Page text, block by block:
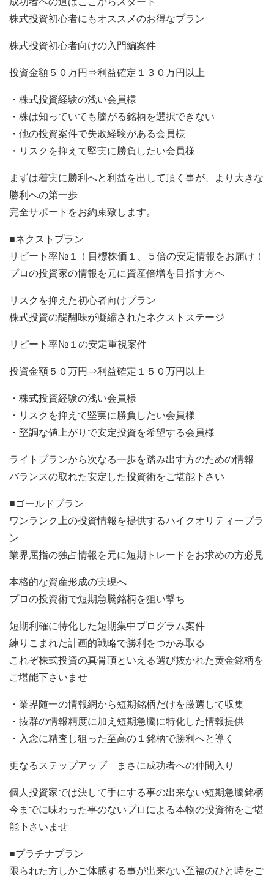
株式投資初心者にもオススメのお得なプラン
株式投資初心者向けの入門編案件
投資金額５０万円⇒利益確定１３０万円以上
・株式投資経験の浅い会員様
・株は知っていても騰がる銘柄を選択できない
・他の投資案件で失敗経験がある会員様
・リスクを抑えて堅実に勝負したい会員様
まずは着実に勝利へと利益を出して頂く事が、より大きな
勝利への第一歩
完全サポートをお約束致します。
■ネクストプラン
リピート率№１！目標株価１、５倍の安定情報をお届け！
プロの投資家の情報を元に資産倍増を目指す方へ
リスクを抑えた初心者向けプラン
株式投資の醍醐味が凝縮されたネクストステージ
リピート率№１の安定重視案件
投資金額５０万円⇒利益確定１５０万円以上
・株式投資経験の浅い会員様
・リスクを抑えて堅実に勝負したい会員様
・堅調な値上がりで安定投資を希望する会員様
ライトプランから次なる一歩を踏み出す方のための情報
バランスの取れた安定した投資術をご堪能下さい
■ゴールドプラン
ワンランク上の投資情報を提供するハイクオリティープラ
ン
業界屈指の独占情報を元に短期トレードをお求めの方必見
本格的な資産形成の実現へ
プロの投資術で短期急騰銘柄を狙い撃ち
短期利確に特化した短期集中プログラム案件
練りこまれた計画的戦略で勝利をつかみ取る
これぞ株式投資の真骨頂といえる選び抜かれた黄金銘柄を
ご堪能下さいませ
・業界随一の情報網から短期銘柄だけを厳選して収集
・抜群の情報精度に加え短期急騰に特化した情報提供
・入念に精査し狙った至高の１銘柄で勝利へと導く
更なるステップアップ まさに成功者への仲間入り
個人投資家では決して手にする事の出来ない短期急騰銘柄
今までに味わった事のないプロによる本物の投資術をご堪
能下さいませ
■プラチナプラン
限られた方しかご体感する事が出来ない至福のひと時をご